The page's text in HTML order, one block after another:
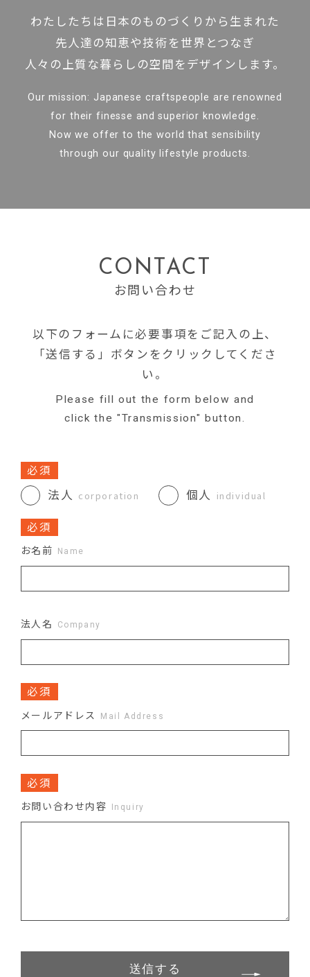
わたしたちは日本のものづくりから生まれた
先人達の知恵や技術を世界とつなぎ
人々の上質な暮らしの空間をデザインします。
Our mission: Japanese craftspeople are renowned
for their finesse and superior knowledge.
Now we offer to the world that sensibility
through our quality lifestyle products.
CONTACT
お問い合わせ
以下のフォームに必要事項をご記入の上、
「送信する」ボタンをクリックしてくださ
い。
Please fill out the form below and
click the "Transmission" button.
必須
法人 corporation 個人 individual
必須
お名前 Name
法人名 Company
必須
メールアドレス Mail Address
必須
お問い合わせ内容 Inquiry
送信する